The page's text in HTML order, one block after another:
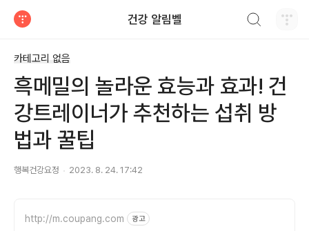
건강 알림벨
카테고리 없음
흑메밀의 놀라운 효능과 효과! 건
강트레이너가 추천하는 섭취 방
법과 꿀팁
행복건강요정 2023. 8. 24. 17:42
http://m.coupang.com 광고